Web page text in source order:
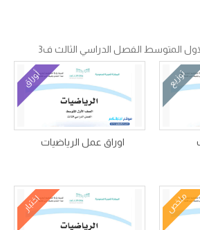
المتوسط الفصل الدراسي الثالث ف3
توزيع أوراق
اوراق عمل الرياضيات
ملخص اختبار